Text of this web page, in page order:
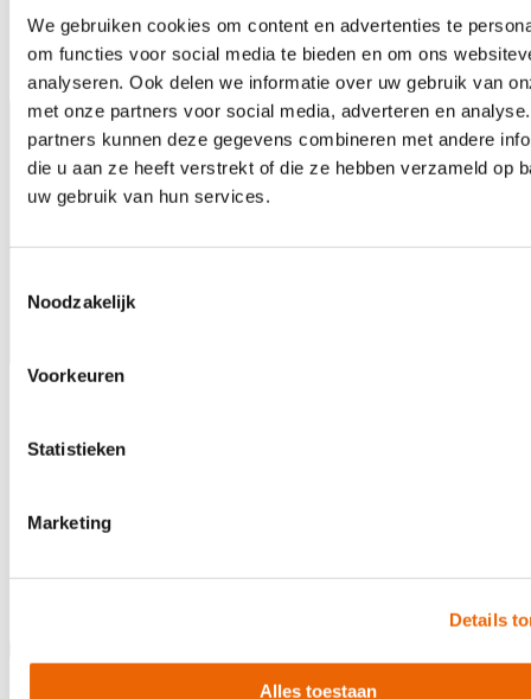
We gebruiken cookies om content en advertenties te
om functies voor social media te bieden en om ons
analyseren. Ook delen we informatie over uw gebruik van
met onze partners voor social media, adverteren en
partners kunnen deze gegevens combineren met andere
die u aan ze heeft verstrekt of die ze hebben verzameld op
uw gebruik van hun services.
Noodzakelijk
Voorkeuren
Statistieken
Marketing
Details
Alles toestaan